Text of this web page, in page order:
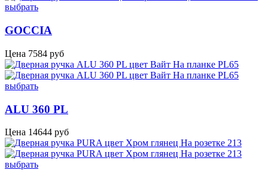
выбрать
GOCCIA
Цена 7584 руб
выбрать
ALU 360 PL
Цена 14644 руб
выбрать